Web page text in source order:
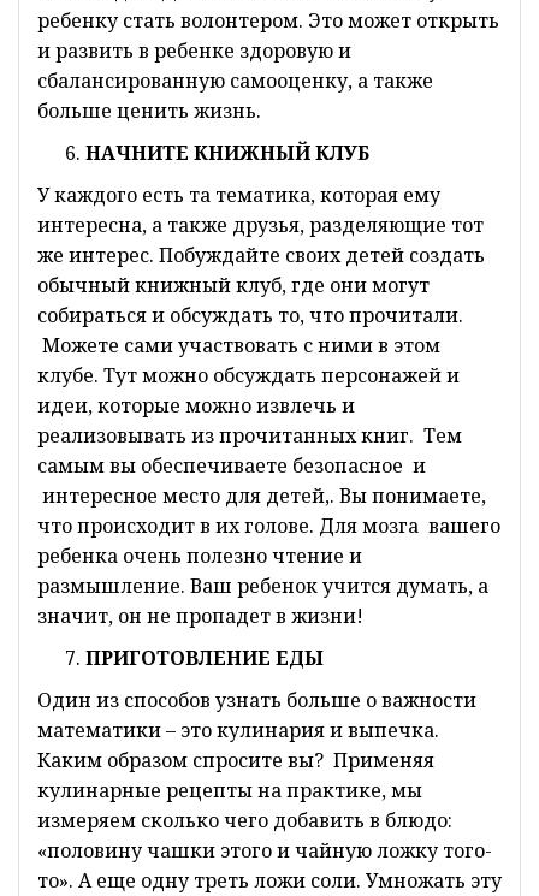
ребенку стать волонтером. Это может открыть
и развить в ребенке здоровую и
сбалансированную самооценку, а также
больше ценить жизнь.
НАЧНИТЕ КНИЖНЫЙ КЛУБ
У каждого есть та тематика, которая ему
интересна, а также друзья, разделяющие тот
же интерес. Побуждайте своих детей создать
обычный книжный клуб, где они могут
собираться и обсуждать то, что прочитали.
Можете сами участвовать с ними в этом
клубе. Тут можно обсуждать персонажей и
идеи, которые можно извлечь и
реализовывать из прочитанных книг. Тем
самым вы обеспечиваете безопасное и
интересное место для детей,. Вы понимаете,
что происходит в их голове. Для мозга вашего
ребенка очень полезно чтение и
размышление. Ваш ребенок учится думать, а
значит, он не пропадет в жизни!
ПРИГОТОВЛЕНИЕ ЕДЫ
Один из способов узнать больше о важности
математики – это кулинария и выпечка.
Каким образом спросите вы? Применяя
кулинарные рецепты на практике, мы
измеряем сколько чего добавить в блюдо:
«половину чашки этого и чайную ложку того-
то». А еще одну треть ложи соли. Умножать эту